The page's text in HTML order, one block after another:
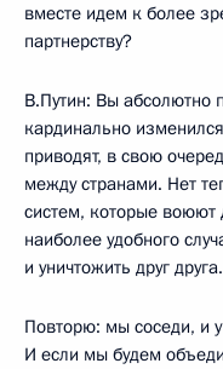
вместе идем к более
партнерству?
В.Путин: Вы абсолютно
кардинально
приводят, в свою
между странами. Нет
систем, которые воюют
наиболее удобного
и уничтожить друг друга.
Повторю: мы соседи, и
И если мы будем